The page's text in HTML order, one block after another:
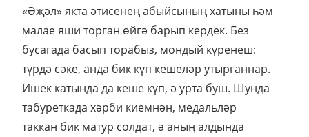
«Әҗәл» якта әтисенең абыйсының хатыны һәм
малае яши торган өйгә барып кердек. Без
бусагада басып торабыз, мондый күренеш:
түрдә сәке, анда бик күп кешеләр утырганнар.
Ишек катында да кеше күп, ә урта буш. Шунда
табуреткада хәрби киемнән, медальләр
таккан бик матур солдат, ә аның алдында